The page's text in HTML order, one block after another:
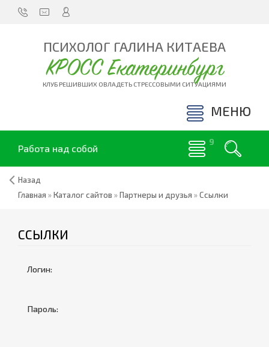
ПСИХОЛОГ ГАЛИНА КИТАЕВА
КРОСС Екатеринбург
КЛУБ РЕШИВШИХ ОВЛАДЕТЬ СТРЕССОВЫМИ СИТУАЦИЯМИ
МЕНЮ
Работа над собой
Назад
Главная »Каталог сайтов »Партнеры и друзья »Ссылки
ССЫЛКИ
Логин:
Пароль: